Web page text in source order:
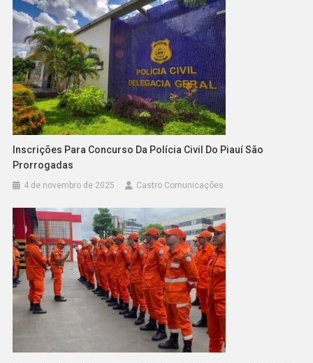
Inscrições Para Concurso Da Polícia Civil Do Piauí São
Prorrogadas
4 de novembro de 2025 Castro Comunicações